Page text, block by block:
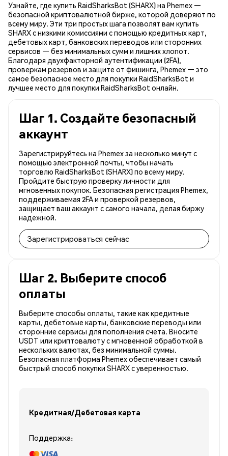
Узнайте, где купить RaidSharksBot (SHARX) на Phemex —
безопасной криптовалютной бирже, которой доверяют по
всему миру. Эти три простых шага позволят вам купить
SHARX с низкими комиссиями с помощью кредитных карт,
дебетовых карт, банковских переводов или сторонних
сервисов — без минимальных сумм и лишних хлопот.
Благодаря двухфакторной аутентификации (2FA),
проверкам резервов и защите от фишинга, Phemex — это
самое безопасное место для покупки RaidSharksBot и
лучшее место для покупки RaidSharksBot онлайн.
Шаг 1. Создайте безопасный
аккаунт
Зарегистрируйтесь на Phemex за несколько минут с
помощью электронной почты, чтобы начать
торговлю RaidSharksBot (SHARX) по всему миру.
Пройдите быструю проверку личности для
мгновенных покупок. Безопасная регистрация Phemex,
поддерживаемая 2FA и проверкой резервов,
защищает ваш аккаунт с самого начала, делая биржу
надежной.
Зарегистрироваться сейчас
Шаг 2. Выберите способ
оплаты
Выберите способы оплаты, такие как кредитные
карты, дебетовые карты, банковские переводы или
сторонние сервисы для пополнения счета. Вносите
USDT или криптовалюту с мгновенной обработкой в
нескольких валютах, без минимальной суммы.
Безопасная платформа Phemex обеспечивает самый
быстрый способ покупки SHARX с уверенностью.
Кредитная/Дебетовая карта
Поддержка: